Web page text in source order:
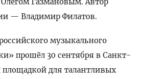
Олегом Газмановым. Автор
— Владимир Филатов.
музыкального
прошёл 30 сентября в Санкт-
площадкой для талантливых